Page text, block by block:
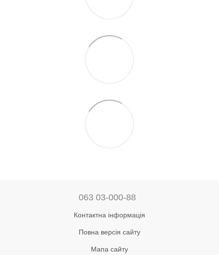
063 03-000-88
Контактна інформація
Повна версія сайту
Мапа сайту